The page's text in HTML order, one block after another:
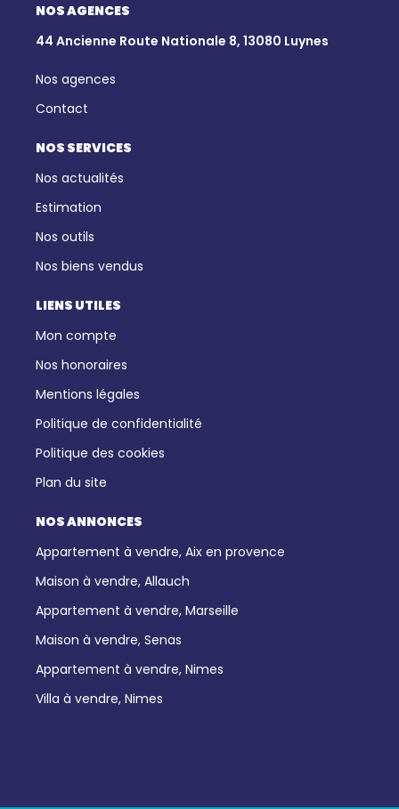
NOS AGENCES
44 Ancienne Route Nationale 8, 13080 Luynes
Nos agences
Contact
NOS SERVICES
Nos actualités
Estimation
Nos outils
Nos biens vendus
LIENS UTILES
Mon compte
Nos honoraires
Mentions légales
Politique de confidentialité
Politique des cookies
Plan du site
NOS ANNONCES
Appartement à vendre, Aix en provence
Maison à vendre, Allauch
Appartement à vendre, Marseille
Maison à vendre, Senas
Appartement à vendre, Nimes
Villa à vendre, Nimes